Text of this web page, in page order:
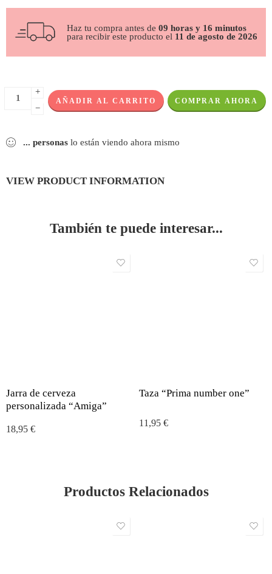
Haz tu compra antes de 09 horas y 16 minutos
para recibir este producto el 11 de agosto de 2026
+
−
AÑADIR AL CARRITO COMPRAR AHORA
... personas lo están viendo ahora mismo
VIEW PRODUCT INFORMATION
También te puede interesar...
Jarra de cerveza
personalizada “Amiga”
18,95 €
Taza “Prima number one”
11,95 €
Productos Relacionados